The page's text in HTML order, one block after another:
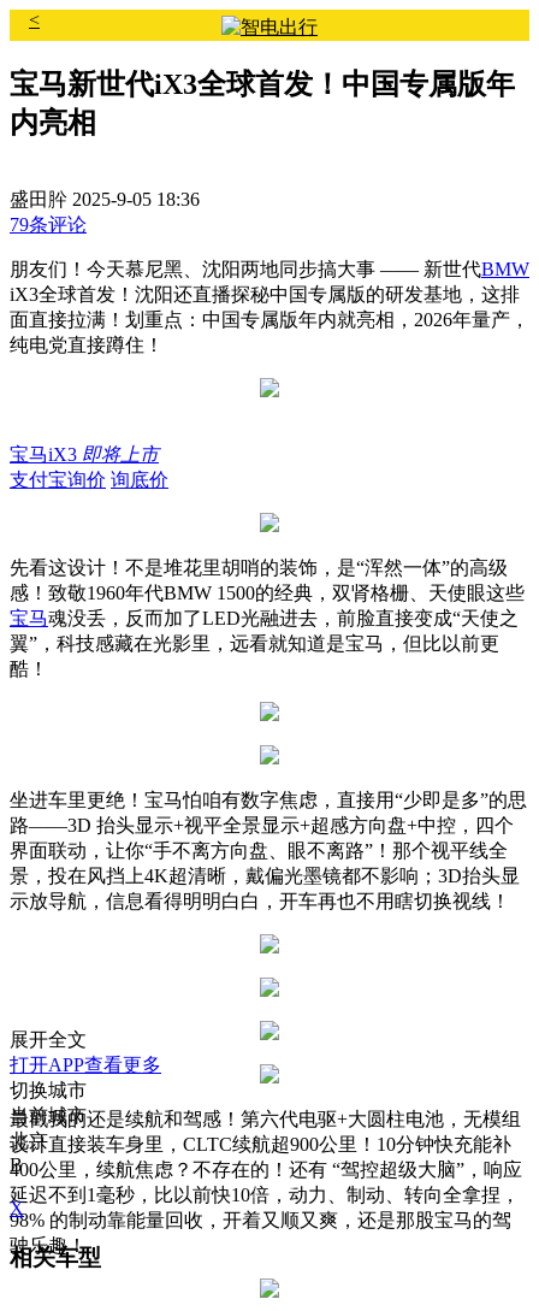
<
宝马新世代iX3全球首发！中国专属版年
内亮相
盛田肸 2025-9-05 18:36
79条评论
朋友们！今天慕尼黑、沈阳两地同步搞大事 —— 新世代BMW
iX3全球首发！沈阳还直播探秘中国专属版的研发基地，这排
面直接拉满！划重点：中国专属版年内就亮相，2026年量产，
纯电党直接蹲住！
宝马iX3 即将上市
支付宝询价 询底价
先看这设计！不是堆花里胡哨的装饰，是“浑然一体”的高级
感！致敬1960年代BMW 1500的经典，双肾格栅、天使眼这些
宝马魂没丢，反而加了LED光融进去，前脸直接变成“天使之
翼”，科技感藏在光影里，远看就知道是宝马，但比以前更
酷！
坐进车里更绝！宝马怕咱有数字焦虑，直接用“少即是多”的思
路——3D 抬头显示+视平全景显示+超感方向盘+中控，四个
界面联动，让你“手不离方向盘、眼不离路”！那个视平线全
景，投在风挡上4K超清晰，戴偏光墨镜都不影响；3D抬头显
示放导航，信息看得明明白白，开车再也不用瞎切换视线！
最戳我的还是续航和驾感！第六代电驱+大圆柱电池，无模组
设计直接装车身里，CLTC续航超900公里！10分钟快充能补
400公里，续航焦虑？不存在的！还有 “驾控超级大脑”，响应
延迟不到1毫秒，比以前快10倍，动力、制动、转向全拿捏，
98% 的制动靠能量回收，开着又顺又爽，还是那股宝马的驾
驶乐趣！
展开全文
打开APP查看更多
切换城市
当前城市
北京
B
X
相关车型